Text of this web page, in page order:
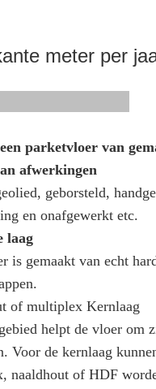
meter per
parketvloer van
afwerkingen
geborsteld,
en onafgewerkt etc.
laag
is gemaakt van echt
of multiplex Kernlaag
helpt de vloer om
Voor de kernlaag
naaldhout of HDF